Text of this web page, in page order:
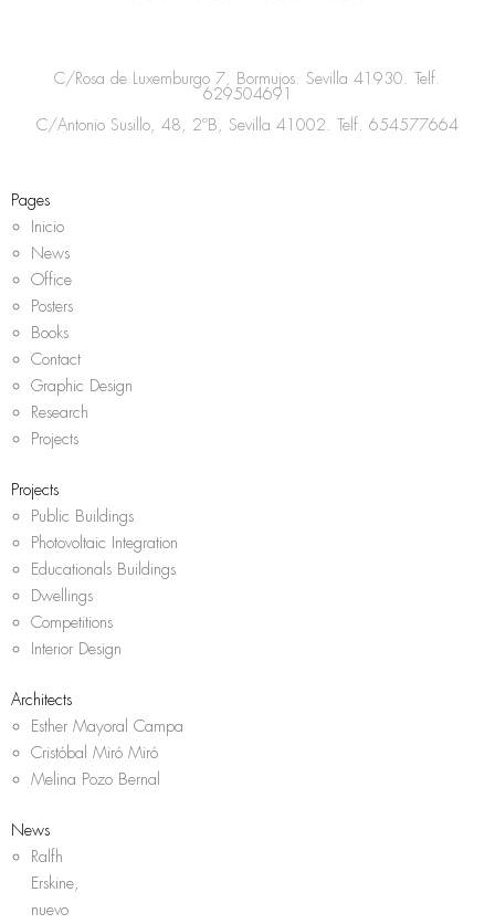
a
g
r
b
o
o
t
e
r
s
a
p
C/Rosa de Luxemburgo 7, Bormujos. Sevilla 41930. Telf.
629504691
C/Antonio Susillo, 48, 2ºB, Sevilla 41002. Telf. 654577664
Pages
Inicio
News
Office
Posters
Books
Contact
Graphic Design
Research
Projects
Projects
Public Buildings
Photovoltaic Integration
Educationals Buildings
Dwellings
Competitions
Interior Design
Architects
Esther Mayoral Campa
Cristóbal Miró Miró
Melina Pozo Bernal
News
Ralfh
Erskine,
nuevo